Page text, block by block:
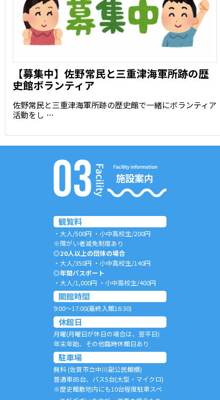
【募集中】佐野常民と三重津海軍所跡の歴
史館ボランティア
佐野常民と三重津海軍所跡の歴史館で一緒にボランティア
活動をし …
施設案内
観覧料
・大人/500円 ・小中高校生/200円
※障がい者減免制度あり
◎20人以上の団体の場合
・大人/350円 ・小中高校生/140円
◎年間パスポート
・大人/1,000円 ・小中高校生/400円
開館時間
9:00～17:00(最終入館16:30)
休館日
月曜(月曜日が休日の場合は、翌平日)
年末年始、その他臨時休館日あり
駐車場
無料 (佐賀市立中川副公民館横)
普通車85台、バス5台(大型・マイクロ)
※歴史館敷地内にも10台程度駐車スペ